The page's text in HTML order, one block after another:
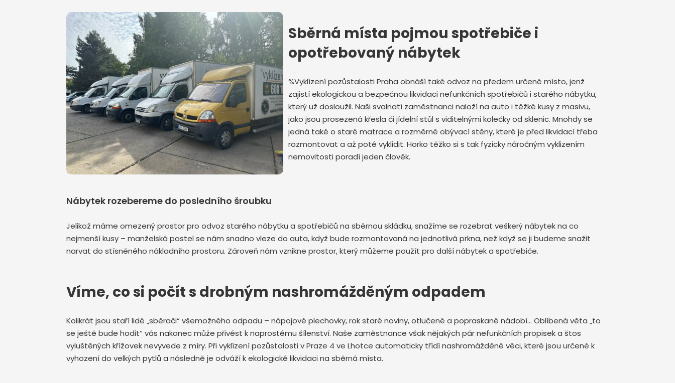
Sběrná místa pojmou spotřebiče i
opotřebovaný nábytek
%Vyklízení pozůstalosti Praha obnáší také odvoz na předem určené místo, jenž
zajistí ekologickou a bezpečnou likvidaci nefunkčních spotřebičů i starého nábytku,
který už dosloužil. Naši svalnatí zaměstnanci naloží na auto i těžké kusy z masivu,
jako jsou prosezená křesla či jídelní stůl s viditelnými kolečky od sklenic. Mnohdy se
jedná také o staré matrace a rozměrné obývací stěny, které je před likvidací třeba
rozmontovat a až poté vyklidit. Horko těžko si s tak fyzicky náročným vyklizením
nemovitosti poradí jeden člověk.
Nábytek rozebereme do posledního šroubku
Jelikož máme omezený prostor pro odvoz starého nábytku a spotřebičů na sběrnou skládku, snažíme se rozebrat veškerý nábytek na co
nejmenší kusy – manželská postel se nám snadno vleze do auta, když bude rozmontovaná na jednotlivá prkna, než když se ji budeme snažit
narvat do stísněného nákladního prostoru. Zároveň nám vznikne prostor, který můžeme použít pro další nábytek a spotřebiče.
Víme, co si počít s drobným nashromážděným odpadem
Kolikrát jsou staří lidé „sběrači“ všemožného odpadu – nápojové plechovky, rok staré noviny, otlučené a popraskané nádobí… Oblíbená věta „to
se ještě bude hodit“ vás nakonec může přivést k naprostému šílenství. Naše zaměstnance však nějakých pár nefunkčních propisek a štos
vyluštěných křížovek nevyvede z míry. Při vyklízení pozůstalosti v Praze 4 ve Lhotce automaticky třídí nashromážděné věci, které jsou určené k
vyhození do velkých pytlů a následně je odváží k ekologické likvidaci na sběrná místa.